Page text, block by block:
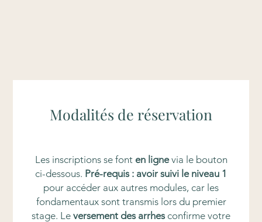
Modalités de réservation
Les inscriptions se font en lignevia le bouton
ci-dessous. Pré-requis : avoir suivi le niveau 1
pour accéder aux autres modules, car les
fondamentaux sont transmis lors du premier
stage. Le versement des arrhes confirme votre